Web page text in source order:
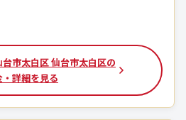
市太白区 仙台市太白区の
・詳細を見る